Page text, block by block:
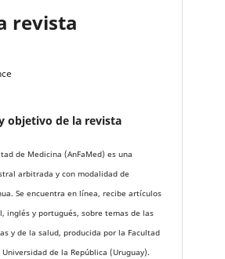
revista
objetivo de la revista
de Medicina (AnFaMed) es una
arbitrada y con modalidad de
Se encuentra en línea, recibe artículos
inglés y portugués, sobre temas de las
y de la salud, producida por la Facultad
de la República (Uruguay).